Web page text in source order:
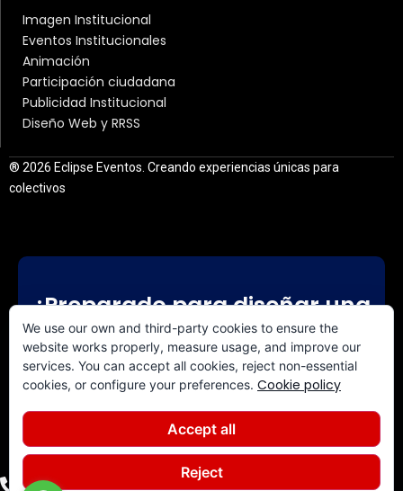
Imagen Institucional
Eventos Institucionales
Animación
Participación ciudadana
Publicidad Institucional
Diseño Web y RRSS
® 2026 Eclipse Eventos. Creando experiencias únicas para
colectivos
¿Preparado para diseñar una
experiencia a medida?
CONTACTA CON NOSOTROS
+34 640 844 308
We use our own and third-party cookies to ensure the
website works properly, measure usage, and improve our
services. You can accept all cookies, reject non-essential
cookies, or configure your preferences. Cookie policy
Accept all
Reject